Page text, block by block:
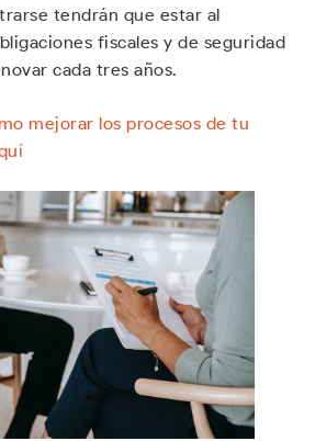
tendrán que estar al
fiscales y de seguridad
cada tres años.
mejorar los procesos de tu